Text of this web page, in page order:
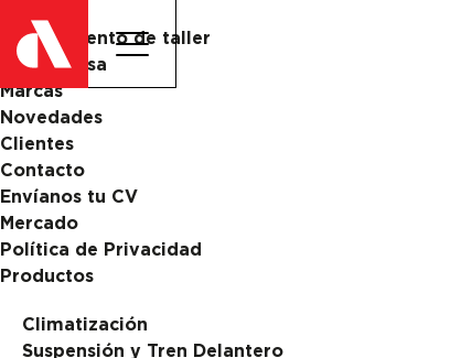
Equipamiento de taller
La Empresa
Marcas
Novedades
Clientes
Contacto
Envíanos tu CV
Mercado
Política de Privacidad
Productos
Climatización
Suspensión y Tren Delantero